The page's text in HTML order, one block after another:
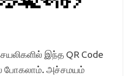
செயலிகளில் இந்த QR Code
போகலாம். அச்சமயம்